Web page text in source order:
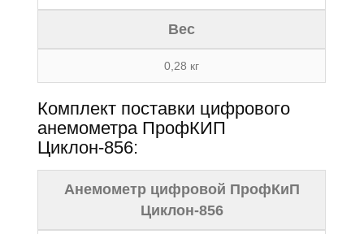
Вес
0,28 кг
Комплект поставки цифрового
анемометра ПрофКИП
Циклон-856:
Анемометр цифровой ПрофКиП
Циклон-856